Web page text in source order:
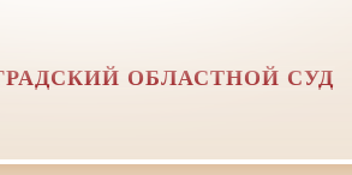
ОБЛАСТНОЙ СУД